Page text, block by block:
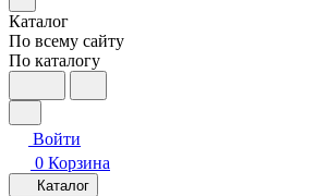
Каталог
По всему сайту
По каталогу
Войти
0 Корзина
Каталог